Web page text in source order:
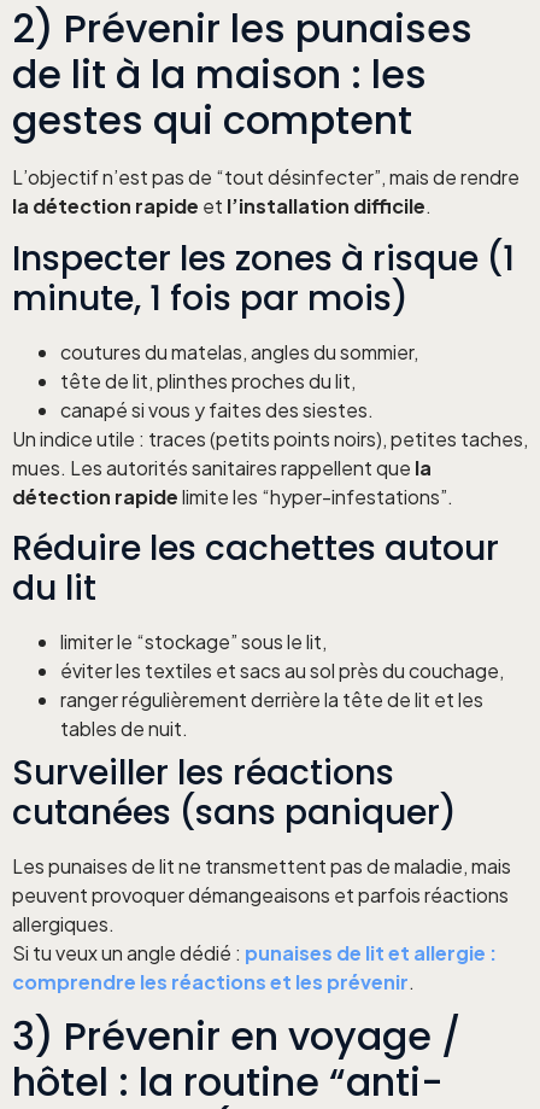
2) Prévenir les punaises
de lit à la maison : les
gestes qui comptent
L’objectif n’est pas de “tout désinfecter”, mais de rendre
la détection rapide et l’installation difficile.
Inspecter les zones à risque (1
minute, 1 fois par mois)
coutures du matelas, angles du sommier,
tête de lit, plinthes proches du lit,
canapé si vous y faites des siestes.
Un indice utile : traces (petits points noirs), petites taches,
mues. Les autorités sanitaires rappellent que la
détection rapidelimite les “hyper-infestations”.
Réduire les cachettes autour
du lit
limiter le “stockage” sous le lit,
éviter les textiles et sacs au sol près du couchage,
ranger régulièrement derrière la tête de lit et les
tables de nuit.
Surveiller les réactions
cutanées (sans paniquer)
Les punaises de lit ne transmettent pas de maladie, mais
peuvent provoquer démangeaisons et parfois réactions
allergiques.
Si tu veux un angle dédié : punaises de lit et allergie :
comprendre les réactions et les prévenir.
3) Prévenir en voyage /
hôtel : la routine “anti-